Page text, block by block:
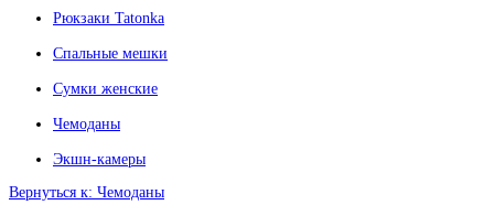
Рюкзаки Tatonka
Спальные мешки
Сумки женские
Чемоданы
Экшн-камеры
Вернуться к: Чемоданы